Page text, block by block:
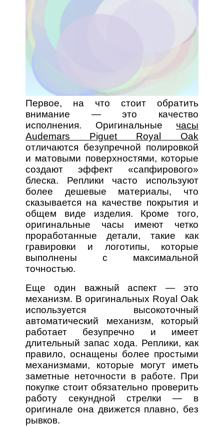
Первое, на что стоит обратить
внимание — это качество
исполнения. Оригинальные часы
Audemars Piguet Royal Oak
отличаются безупречной полировкой
и матовыми поверхностями, которые
создают эффект «сапфирового»
блеска. Реплики часто используют
более дешевые материалы, что
сказывается на качестве покрытия и
общем виде изделия. Кроме того,
оригинальные часы имеют четко
проработанные детали, такие как
гравировки и логотипы, которые
выполнены с максимальной
точностью.
Еще один важный аспект — это
механизм. В оригинальных Royal Oak
используется высокоточный
автоматический механизм, который
работает безупречно и имеет
длительный запас хода. Реплики, как
правило, оснащены более простыми
механизмами, которые могут иметь
заметные неточности в работе. При
покупке стоит обязательно проверить
работу секундной стрелки — в
оригинале она движется плавно, без
рывков.